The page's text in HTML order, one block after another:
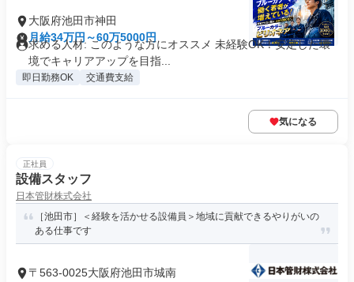
大阪府池田市神田
月給34万円～60万5000円
求める人材: このような方にオススメ 未経験OK！安定した環
境でキャリアアップを目指...
即日勤務OK 交通費支給
気になる
正社員
設備スタッフ
日本管財株式会社
［池田市］＜経験を活かせる設備員＞地域に貢献できるやりがいの
ある仕事です
〒563-0025大阪府池田市城南